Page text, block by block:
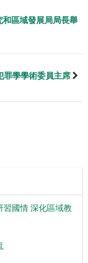
區域發展局局長舉
罪學學術委員主席
國情 深化區域教